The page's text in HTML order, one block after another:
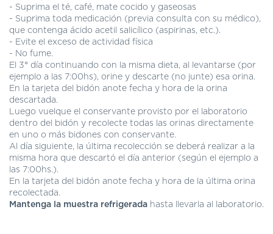
CENTRAL
DE
TURNOS
|
5031-
4100
TURNOS
Y
RECETAS
ONLINE
- Suprima el té, café, mate cocido y gaseosas
- Suprima toda medicación (previa consulta con su médico),
que contenga ácido acetil salicílico (aspirinas, etc.).
- Evite el exceso de actividad física
- No fume.
El 3° día continuando con la misma dieta, al levantarse (por
ejemplo a las 7:00hs), orine y descarte (no junte) esa orina.
En la tarjeta del bidón anote fecha y hora de la orina
descartada.
Luego vuelque el conservante provisto por el laboratorio
dentro del bidón y recolecte todas las orinas directamente
en uno o más bidones con conservante.
Al día siguiente, la última recolección se deberá realizar a la
misma hora que descartó el día anterior (según el ejemplo a
las 7:00hs.).
En la tarjeta del bidón anote fecha y hora de la última orina
recolectada.
Mantenga la muestra refrigerada hasta llevarla al laboratorio.